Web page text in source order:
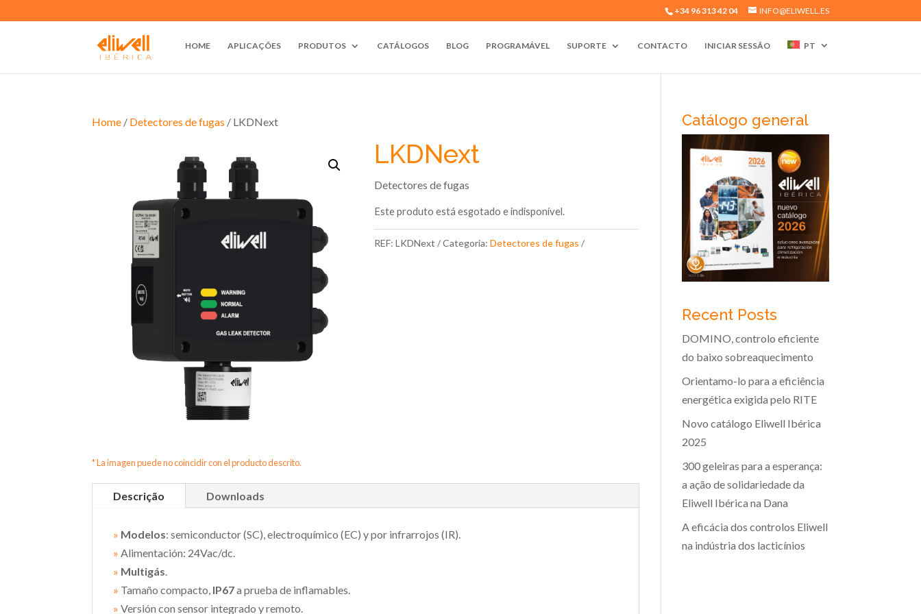
+34 96 313 42 04 INFO@ELIWELL.ES
HOME APLICAÇÕES PRODUTOS CATÁLOGOS BLOG PROGRAMÁVEL SUPORTE CONTACTO INICIAR SESSÃO PT
Home / Detectores de fugas / LKDNext
* La imagen puede no coincidir con el producto descrito.
LKDNext
Detectores de fugas
Este produto está esgotado e indisponível.
REF: LKDNext Categoria: Detectores de fugas
Descrição Downloads
» Modelos: semiconductor (SC), electroquímico (EC) y por infrarrojos (IR).
» Alimentación: 24Vac/dc.
» Multigás
» Tamaño compacto, IP67a prueba de inflamables.
» Versión con sensor integrado y remoto.
Catálogo general
Recent Posts
DOMINO, controlo eficiente
do baixo sobreaquecimento
Orientamo-lo para a eficiência
energética exigida pelo RITE
Novo catálogo Eliwell Ibérica
2025
300 geleiras para a esperança:
a ação de solidariedade da
Eliwell Ibérica na Dana
A eficácia dos controlos Eliwell
na indústria dos lacticínios